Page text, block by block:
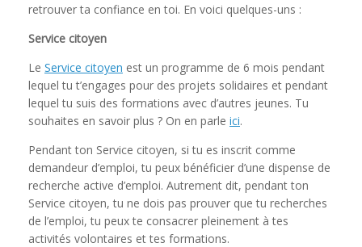
retrouver ta confiance en toi. En voici quelques-uns :
Service citoyen
Le Service citoyen est un programme de 6 mois pendant
lequel tu t’engages pour des projets solidaires et pendant
lequel tu suis des formations avec d’autres jeunes. Tu
souhaites en savoir plus ? On en parle ici.
Pendant ton Service citoyen, si tu es inscrit comme
demandeur d’emploi, tu peux bénéficier d’une dispense de
recherche active d’emploi. Autrement dit, pendant ton
Service citoyen, tu ne dois pas prouver que tu recherches
de l’emploi, tu peux te consacrer pleinement à tes
activités volontaires et tes formations.